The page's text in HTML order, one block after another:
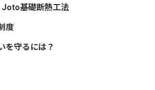
Joto基礎断熱工法
度
を守るには？